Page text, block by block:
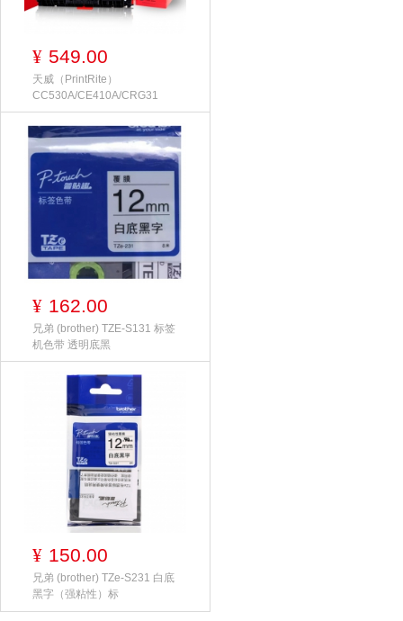
¥ 549.00
天威（PrintRite）
CC530A/CE410A/CRG31
¥ 162.00
兄弟 (brother) TZE-S131 标签
机色带 透明底黑
¥ 150.00
兄弟 (brother) TZe-S231 白底
黑字（强粘性）标